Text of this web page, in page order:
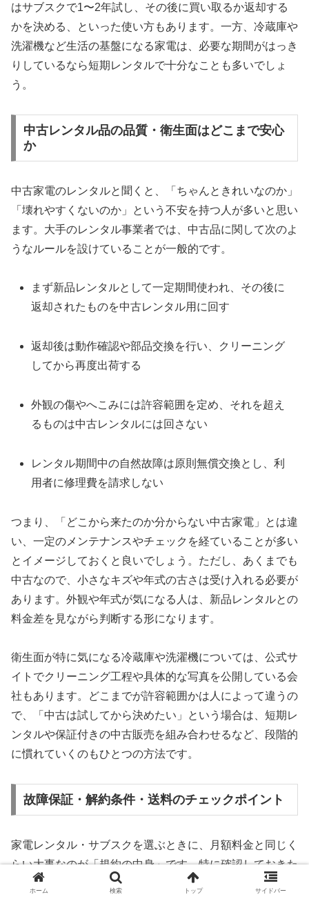
はサブスクで1〜2年試し、その後に買い取るか返却する
かを決める、といった使い方もあります。一方、冷蔵庫や
洗濯機など生活の基盤になる家電は、必要な期間がはっき
りしているなら短期レンタルで十分なことも多いでしょ
う。
中古レンタル品の品質・衛生面はどこまで安心
か
中古家電のレンタルと聞くと、「ちゃんときれいなのか」
「壊れやすくないのか」という不安を持つ人が多いと思い
ます。大手のレンタル事業者では、中古品に関して次のよ
うなルールを設けていることが一般的です。
まず新品レンタルとして一定期間使われ、その後に
返却されたものを中古レンタル用に回す
返却後は動作確認や部品交換を行い、クリーニング
してから再度出荷する
外観の傷やへこみには許容範囲を定め、それを超え
るものは中古レンタルには回さない
レンタル期間中の自然故障は原則無償交換とし、利
用者に修理費を請求しない
つまり、「どこから来たのか分からない中古家電」とは違
い、一定のメンテナンスやチェックを経ていることが多い
とイメージしておくと良いでしょう。ただし、あくまでも
中古なので、小さなキズや年式の古さは受け入れる必要が
あります。外観や年式が気になる人は、新品レンタルとの
料金差を見ながら判断する形になります。
衛生面が特に気になる冷蔵庫や洗濯機については、公式サ
イトでクリーニング工程や具体的な写真を公開している会
社もあります。どこまでが許容範囲かは人によって違うの
で、「中古は試してから決めたい」という場合は、短期レ
ンタルや保証付きの中古販売を組み合わせるなど、段階的
に慣れていくのもひとつの方法です。
故障保証・解約条件・送料のチェックポイント
家電レンタル・サブスクを選ぶときに、月額料金と同じく
らい大事なのが「規約の中身」です。特に確認しておきた
いのは、次の三つの項目です。
ホーム 検索 トップ サイドバー